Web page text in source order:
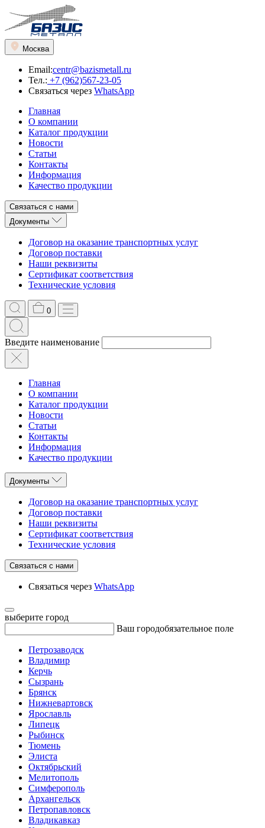
Москва
Email:centr@bazismetall.ru
Тел.: +7 (962)567-23-05
Связаться через WhatsApp
Главная
О компании
Каталог продукции
Новости
Статьи
Контакты
Информация
Качество продукции
Связаться с нами
Документы
Договор на оказание транспортных услуг
Договор поставки
Наши реквизиты
Сертификат соответствия
Технические условия
0
Введите наименование
Главная
О компании
Каталог продукции
Новости
Статьи
Контакты
Информация
Качество продукции
Документы
Договор на оказание транспортных услуг
Договор поставки
Наши реквизиты
Сертификат соответствия
Технические условия
Связаться с нами
Связаться через WhatsApp
выберите город
Ваш городобязательное поле
Петрозаводск
Владимир
Керчь
Сызрань
Брянск
Нижневартовск
Ярославль
Липецк
Рыбинск
Тюмень
Элиста
Октябрьский
Мелитополь
Симферополь
Архангельск
Петропавловск
Владикавказ